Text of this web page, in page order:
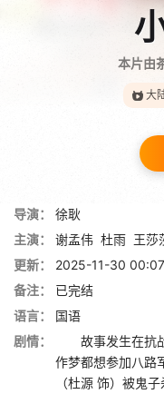
本片由
大
导演：
徐耿
主演：
谢孟伟 杜雨 王莎
更新：
2025-11-30 00:07
备注：
已完结
语言：
国语
剧情：
故事发生在抗战
作梦都想参加八路
（杜源 饰）被鬼